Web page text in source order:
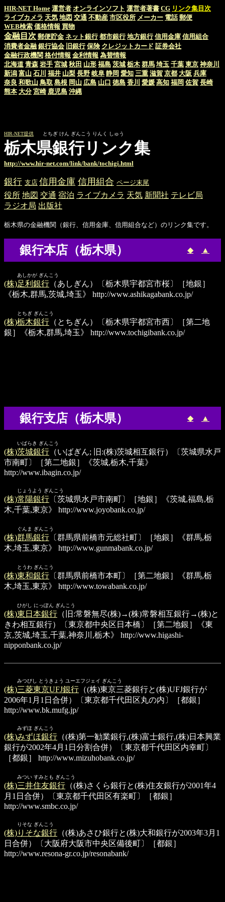
HIR-NET Home 運営者 オンラインソフト 運営者著書 CG リンク集目次
ライブカメラ 天気 地図 交通 不動産 市区役所 メーカー 電話 郵便
WEB検索 価格情報 買物
金融目次 郵便貯金 ネット銀行 都市銀行 地方銀行 信用金庫 信用組合
消費者金融 銀行協会 旧銀行 保険 クレジットカード 証券会社
金融行政機関 格付情報 金利情報 為替情報
北海道 青森 岩手 宮城 秋田 山形 福島 茨城 栃木 群馬 埼玉 千葉 東京 神奈川
新潟 富山 石川 福井 山梨 長野 岐阜 静岡 愛知 三重 滋賀 京都 大阪 兵庫
奈良 和歌山 鳥取 島根 岡山 広島 山口 徳島 香川 愛媛 高知 福岡 佐賀 長崎
熊本 大分 宮崎 鹿児島 沖縄
HIR-NET提供 とちぎ けん ぎんこう りんく しゅう
栃木県銀行リンク集
http://www.hir-net.com/link/bank/tochigi.html
銀行 支店 信用金庫 信用組合 ページ末尾
役所 地図 交通 宿泊 ライブカメラ 天気 新聞社 テレビ局
ラジオ局 出版社
栃木県の金融機関（銀行、信用金庫、信用組合など）のリンク集です。
銀行本店（栃木県） ◆ ▲
あしかが ぎんこう
(株)足利銀行 （あしぎん）〔栃木県宇都宮市桜〕［地銀］
《栃木,群馬,茨城,埼玉》
http://www.ashikagabank.co.jp/
とちぎ ぎんこう
(株)栃木銀行 （とちぎん）〔栃木県宇都宮市西〕［第二地
銀］《栃木,群馬,埼玉》
http://www.tochigibank.co.jp/
銀行支店（栃木県） ◆ ▲
いばらき ぎんこう
(株)茨城銀行 （いばぎん; 旧:(株)茨城相互銀行）〔茨城県水戸
市南町〕［第二地銀］《茨城,栃木,千葉》
http://www.ibagin.co.jp/
じょうよう ぎんこう
(株)常陽銀行 〔茨城県水戸市南町〕［地銀］《茨城,福島,栃
木,千葉,東京》
http://www.joyobank.co.jp/
ぐんま ぎんこう
(株)群馬銀行 〔群馬県前橋市元総社町〕［地銀］《群馬,栃
木,埼玉,東京》
http://www.gunmabank.co.jp/
とうわ ぎんこう
(株)東和銀行 〔群馬県前橋市本町〕［第二地銀］《群馬,栃
木,埼玉,東京》
http://www.towabank.co.jp/
ひがし にっぽん ぎんこう
(株)東日本銀行 （旧:常磐無尽(株)→(株)常磐相互銀行→(株)と
きわ相互銀行）〔東京都中央区日本橋〕［第二地銀］《東
京,茨城,埼玉,千葉,神奈川,栃木》
http://www.higashi-
nipponbank.co.jp/
みつびし とうきょう ユーエフジェイ ぎんこう
(株)三菱東京UFJ銀行 （(株)東京三菱銀行と(株)UFJ銀行が
2006年1月1日合併）〔東京都千代田区丸の内〕［都銀］
http://www.bk.mufg.jp/
みずほ ぎんこう
(株)みずほ銀行 （(株)第一勧業銀行,(株)富士銀行,(株)日本興業
銀行が2002年4月1日分割合併）〔東京都千代田区内幸町〕
［都銀］
http://www.mizuhobank.co.jp/
みつい すみとも ぎんこう
(株)三井住友銀行 （(株)さくら銀行と(株)住友銀行が2001年4
月1日合併）〔東京都千代田区有楽町〕［都銀］
http://www.smbc.co.jp/
りそな ぎんこう
(株)りそな銀行 （(株)あさひ銀行と(株)大和銀行が2003年3月1
日合併）〔大阪府大阪市中央区備後町〕［都銀］
http://www.resona-gr.co.jp/resonabank/